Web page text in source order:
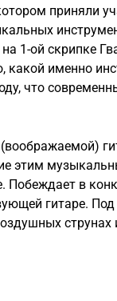
приняли
1-ой скрипке
какой именно
что
этим
в
гитаре.